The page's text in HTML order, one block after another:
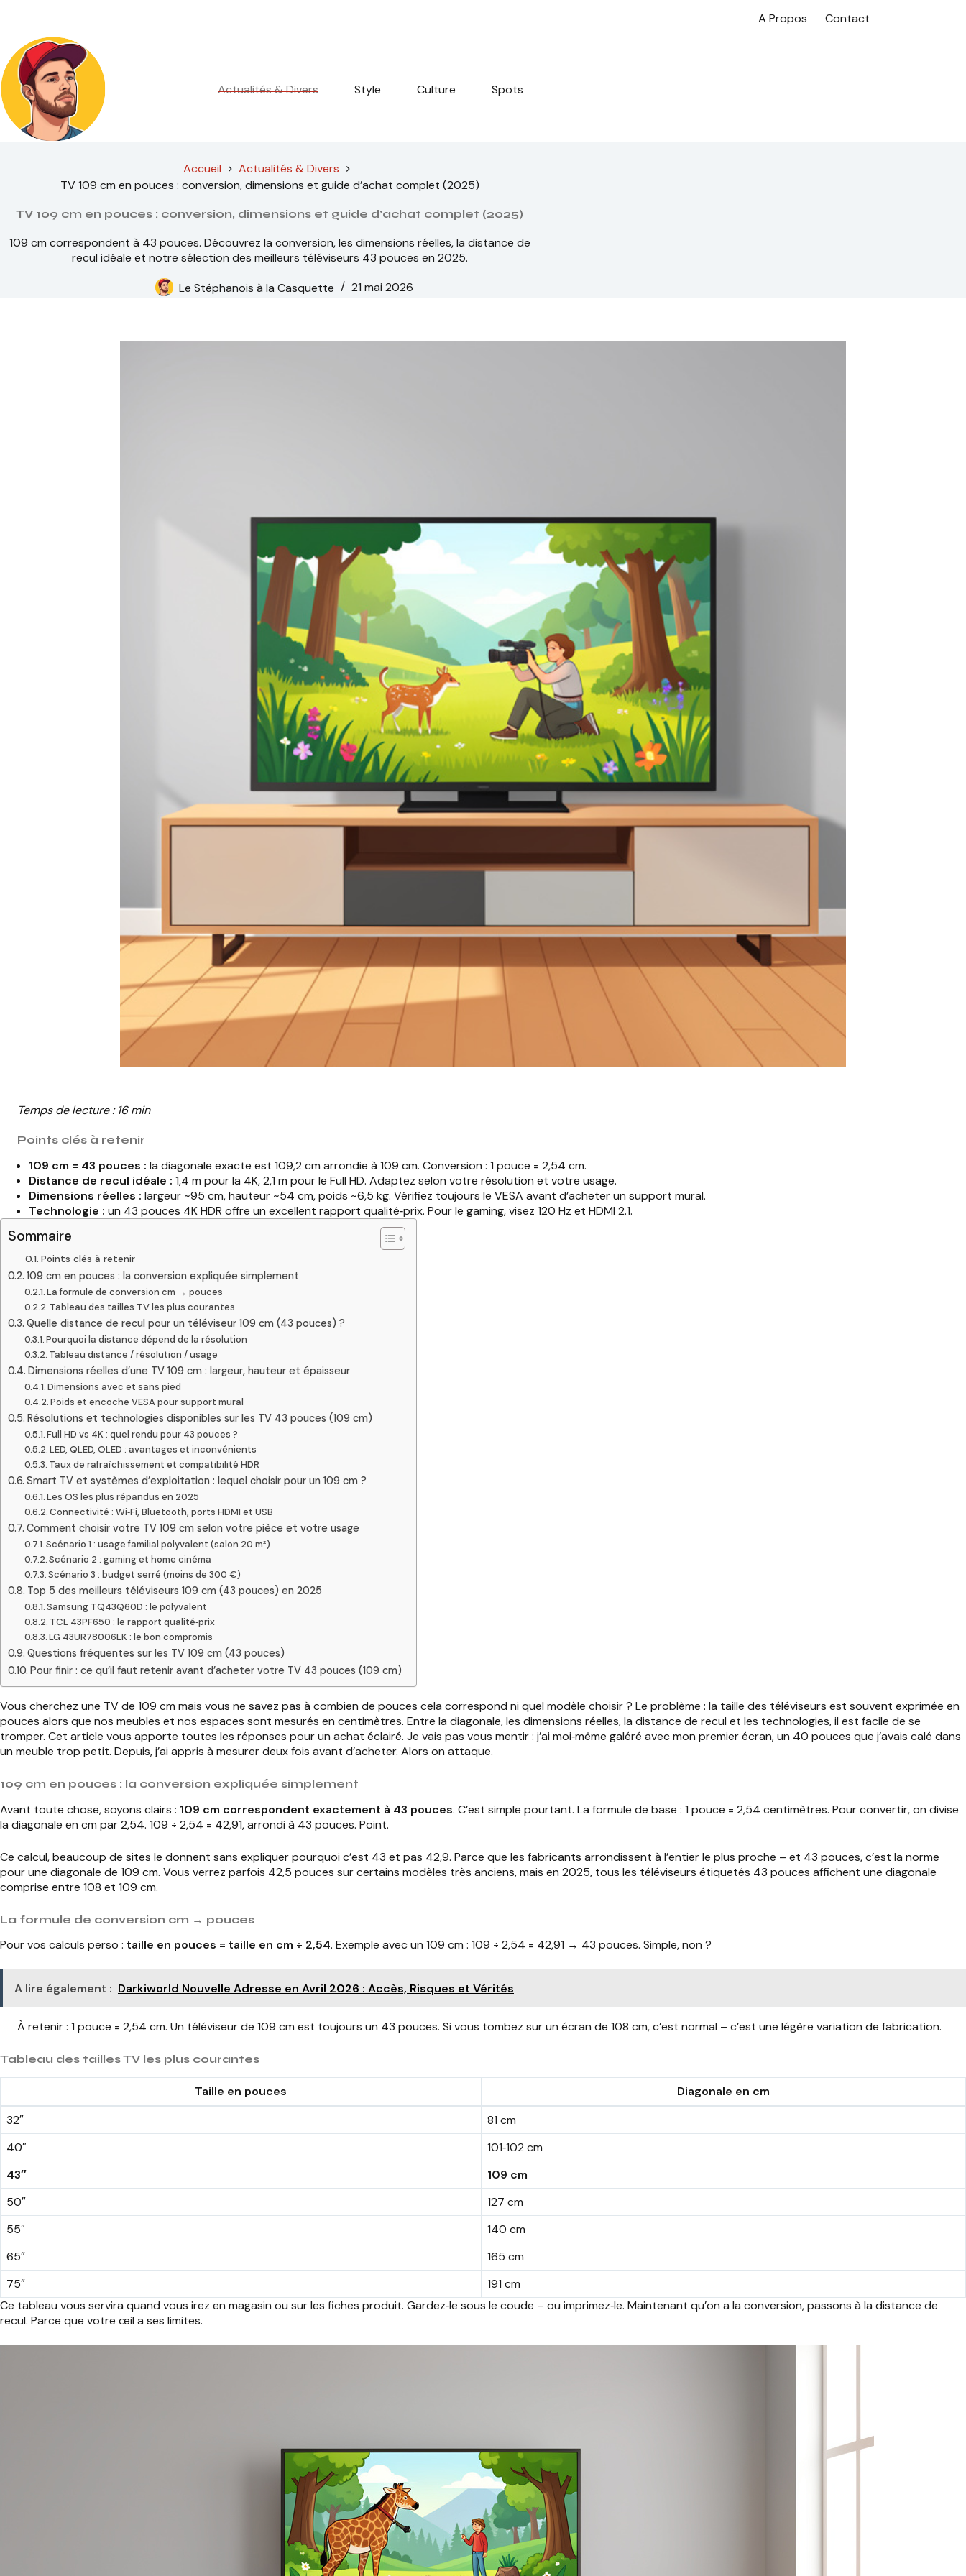
contenu
A Propos Contact
Actualités & Divers Style Culture Spots
Accueil
Actualités & Divers
TV 109 cm en pouces : conversion, dimensions et guide d’achat complet (2025)
TV 109 cm en pouces : conversion, dimensions et guide d’achat complet (2025)
109 cm correspondent à 43 pouces. Découvrez la conversion, les dimensions réelles, la distance de
recul idéale et notre sélection des meilleurs téléviseurs 43 pouces en 2025.
Le Stéphanois à la Casquette
21 mai 2026
Temps de lecture : 16 min
Points clés à retenir
109 cm = 43 pouces : la diagonale exacte est 109,2 cm arrondie à 109 cm. Conversion : 1 pouce = 2,54 cm.
Distance de recul idéale : 1,4 m pour la 4K, 2,1 m pour le Full HD. Adaptez selon votre résolution et votre usage.
Dimensions réelles : largeur ~95 cm, hauteur ~54 cm, poids ~6,5 kg. Vérifiez toujours le VESA avant d’acheter un support mural.
Technologie : un 43 pouces 4K HDR offre un excellent rapport qualité‑prix. Pour le gaming, visez 120 Hz et HDMI 2.1.
Sommaire
Points clés à retenir
109 cm en pouces : la conversion expliquée simplement
La formule de conversion cm → pouces
Tableau des tailles TV les plus courantes
Quelle distance de recul pour un téléviseur 109 cm (43 pouces) ?
Pourquoi la distance dépend de la résolution
Tableau distance / résolution / usage
Dimensions réelles d’une TV 109 cm : largeur, hauteur et épaisseur
Dimensions avec et sans pied
Poids et encoche VESA pour support mural
Résolutions et technologies disponibles sur les TV 43 pouces (109 cm)
Full HD vs 4K : quel rendu pour 43 pouces ?
LED, QLED, OLED : avantages et inconvénients
Taux de rafraîchissement et compatibilité HDR
Smart TV et systèmes d’exploitation : lequel choisir pour un 109 cm ?
Les OS les plus répandus en 2025
Connectivité : Wi‑Fi, Bluetooth, ports HDMI et USB
Comment choisir votre TV 109 cm selon votre pièce et votre usage
Scénario 1 : usage familial polyvalent (salon 20 m²)
Scénario 2 : gaming et home cinéma
Scénario 3 : budget serré (moins de 300 €)
Top 5 des meilleurs téléviseurs 109 cm (43 pouces) en 2025
Samsung TQ43Q60D : le polyvalent
TCL 43PF650 : le rapport qualité‑prix
LG 43UR78006LK : le bon compromis
Questions fréquentes sur les TV 109 cm (43 pouces)
Pour finir : ce qu’il faut retenir avant d’acheter votre TV 43 pouces (109 cm)
Vous cherchez une TV de 109 cm mais vous ne savez pas à combien de pouces cela correspond ni quel modèle choisir ? Le problème : la taille des téléviseurs est souvent exprimée en
pouces alors que nos meubles et nos espaces sont mesurés en centimètres. Entre la diagonale, les dimensions réelles, la distance de recul et les technologies, il est facile de se
tromper. Cet article vous apporte toutes les réponses pour un achat éclairé. Je vais pas vous mentir : j’ai moi‑même galéré avec mon premier écran, un 40 pouces que j’avais calé dans
un meuble trop petit. Depuis, j’ai appris à mesurer deux fois avant d’acheter. Alors on attaque.
109 cm en pouces : la conversion expliquée simplement
Avant toute chose, soyons clairs : 109 cm correspondent exactement à 43 pouces. C’est simple pourtant. La formule de base : 1 pouce = 2,54 centimètres. Pour convertir, on divise
la diagonale en cm par 2,54. 109 ÷ 2,54 = 42,91, arrondi à 43 pouces. Point.
Ce calcul, beaucoup de sites le donnent sans expliquer pourquoi c’est 43 et pas 42,9. Parce que les fabricants arrondissent à l’entier le plus proche – et 43 pouces, c’est la norme
pour une diagonale de 109 cm. Vous verrez parfois 42,5 pouces sur certains modèles très anciens, mais en 2025, tous les téléviseurs étiquetés 43 pouces affichent une diagonale
comprise entre 108 et 109 cm.
La formule de conversion cm → pouces
Pour vos calculs perso : taille en pouces = taille en cm ÷ 2,54. Exemple avec un 109 cm : 109 ÷ 2,54 = 42,91 → 43 pouces. Simple, non ?
A lire également : Darkiworld Nouvelle Adresse en Avril 2026 : Accès, Risques et Vérités
À retenir : 1 pouce = 2,54 cm. Un téléviseur de 109 cm est toujours un 43 pouces. Si vous tombez sur un écran de 108 cm, c’est normal – c’est une légère variation de fabrication.
Tableau des tailles TV les plus courantes
Taille en pouces
Diagonale en cm
32″
81 cm
40″
101‑102 cm
43″
109 cm
50″
127 cm
55″
140 cm
65″
165 cm
75″
191 cm
Ce tableau vous servira quand vous irez en magasin ou sur les fiches produit. Gardez‑le sous le coude – ou imprimez‑le. Maintenant qu’on a la conversion, passons à la distance de
recul. Parce que votre œil a ses limites.